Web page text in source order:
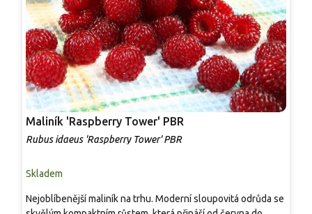
Maliník 'Raspberry Tower' PBR
Rubus idaeus 'Raspberry Tower' PBR
Skladem
Nejoblíbenější maliník na trhu. Moderní sloupovitá odrůda se